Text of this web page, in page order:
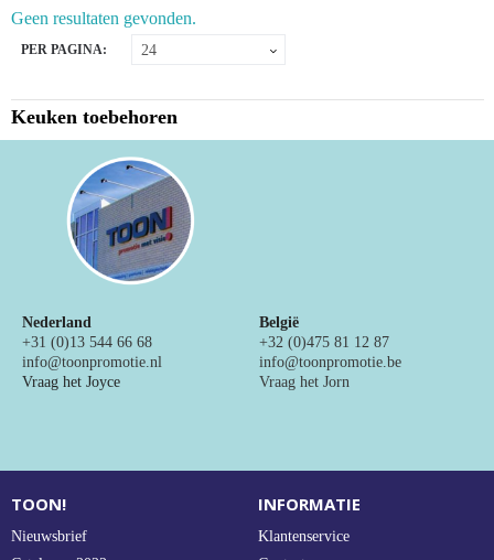
Geen resultaten gevonden.
PER PAGINA:
Keuken toebehoren
Nederland
+31 (0)13 544 66 68
info@toonpromotie.nl
Vraag het Joyce
België
+32 (0)475 81 12 87
info@toonpromotie.be
Vraag het Jorn
TOON!
Nieuwsbrief
INFORMATIE
Klantenservice